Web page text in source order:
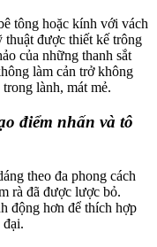
tông hoặc kính với vách
thuật được thiết kế trông
của những thanh sắt
làm cản trở không
lành, mát mẻ.
điểm nhấn và tô
theo đa phong cách
rà đã được lược bỏ.
động hơn để thích hợp